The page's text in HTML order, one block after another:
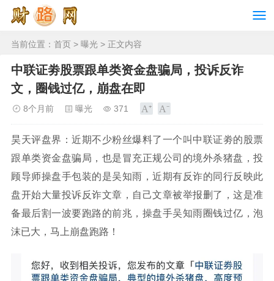
当前位置： 首页 > 曝光 > 正文内容
中联证劵股票跟单类资金盘骗局，投诉反诈
文，圈钱过亿，崩盘在即
8个月前 曝光 371
昊天评盘界：近期不少粉丝爆料了一个叫中联证劵的股票
跟单类资金盘骗局，也是冒充正规公司的境外杀猪盘，投
顾导师操盘手包装的是吴知雨，近期有反诈的同行反映此
盘开始大量投诉反诈文章，自己文章被举报删了，这是准
备最后割一波要跑路的前兆，操盘手吴知雨圈钱过亿，泡
沫已大，马上崩盘跑路！